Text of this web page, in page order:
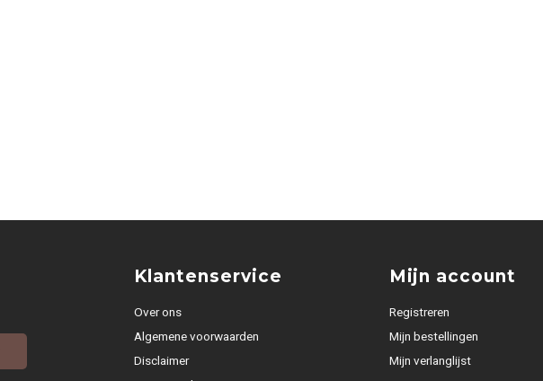
Klantenservice
Over ons
Algemene voorwaarden
Disclaimer
Mijn account
Registreren
Mijn bestellingen
Mijn verlanglijst